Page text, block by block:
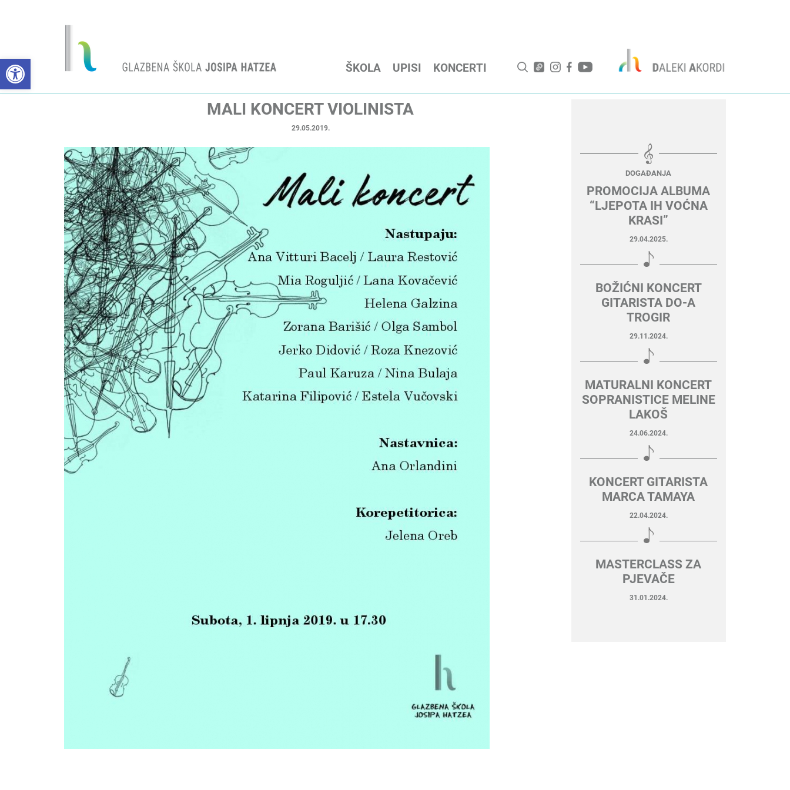
Open toolbar ŠKOLA UPISI KONCERTI
MALI KONCERT VIOLINISTA
29.05.2019.
DOGAĐANJA
PROMOCIJA ALBUMA
“LJEPOTA IH VOĆNA
KRASI”
29.04.2025.
BOŽIĆNI KONCERT
GITARISTA DO-A
TROGIR
29.11.2024.
MATURALNI KONCERT
SOPRANISTICE MELINE
LAKOŠ
24.06.2024.
KONCERT GITARISTA
MARCA TAMAYA
22.04.2024.
MASTERCLASS ZA
PJEVAČE
31.01.2024.